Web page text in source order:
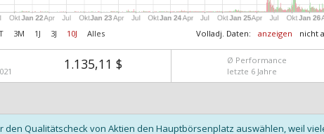
3M 1J 3J 10J Alles Volladj. Daten: anzeigen nicht
1.135,11 $
Ø Performance
letzte 6 Jahre
den Qualitätscheck von Aktien den Hauptbörsenplatz auswählen, weil